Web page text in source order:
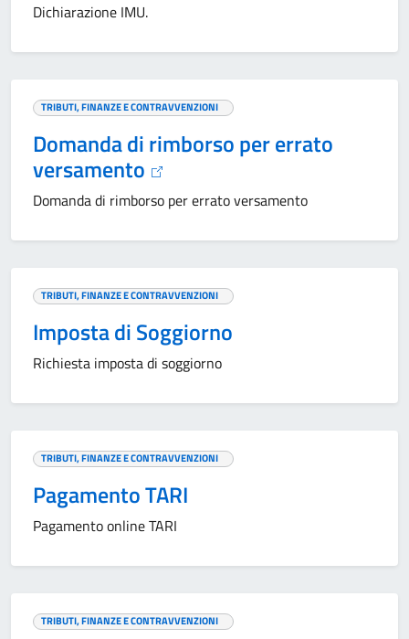
Dichiarazione IMU.
TRIBUTI, FINANZE E CONTRAVVENZIONI
Domanda di rimborso per errato
versamento
Domanda di rimborso per errato versamento
TRIBUTI, FINANZE E CONTRAVVENZIONI
Imposta di Soggiorno
Richiesta imposta di soggiorno
TRIBUTI, FINANZE E CONTRAVVENZIONI
Pagamento TARI
Pagamento online TARI
TRIBUTI, FINANZE E CONTRAVVENZIONI